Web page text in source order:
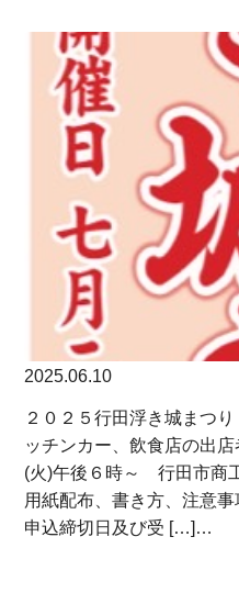
2025.06.10
２０２５行田浮き城まつ
ッチンカー、飲食店の出
(火)午後６時～ 行田市商
用紙配布、書き方、注意
申込締切日及び受 […]…